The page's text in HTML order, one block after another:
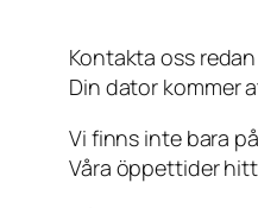
Kontakta oss
Din dator kommer
Vi finns inte bara
Våra öppettider